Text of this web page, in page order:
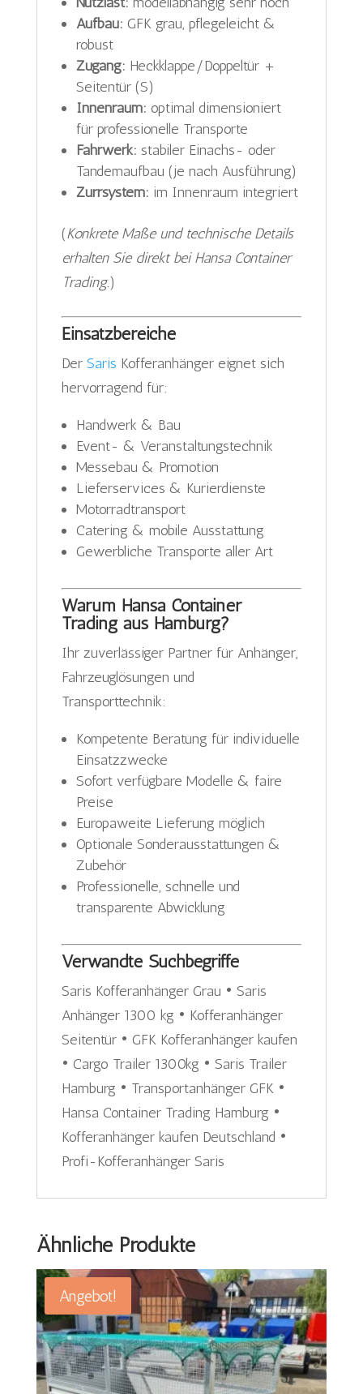
Aufbau: GFK grau, pflegeleicht &
robust
Zugang: Heckklappe/Doppeltür +
Seitentür (S)
Innenraum: optimal dimensioniert
für professionelle Transporte
Fahrwerk: stabiler Einachs- oder
Tandemaufbau (je nach Ausführung)
Zurrsystem: im Innenraum integriert
(Konkrete Maße und technische Details
erhalten Sie direkt bei Hansa Container
Trading.)
Einsatzbereiche
Der Saris Kofferanhänger eignet sich
hervorragend für:
Handwerk & Bau
Event- & Veranstaltungstechnik
Messebau & Promotion
Lieferservices & Kurierdienste
Motorradtransport
Catering & mobile Ausstattung
Gewerbliche Transporte aller Art
Warum Hansa Container
Trading aus Hamburg?
Ihr zuverlässiger Partner für Anhänger,
Fahrzeuglösungen und
Transporttechnik:
Kompetente Beratung für individuelle
Einsatzzwecke
Sofort verfügbare Modelle & faire
Preise
Europaweite Lieferung möglich
Optionale Sonderausstattungen &
Zubehör
Professionelle, schnelle und
transparente Abwicklung
Verwandte Suchbegriffe
Saris Kofferanhänger Grau • Saris
Anhänger 1300 kg • Kofferanhänger
Seitentür • GFK Kofferanhänger kaufen
• Cargo Trailer 1300kg • Saris Trailer
Hamburg • Transportanhänger GFK •
Hansa Container Trading Hamburg •
Kofferanhänger kaufen Deutschland •
Profi-Kofferanhänger Saris
Ähnliche Produkte
Angebot!